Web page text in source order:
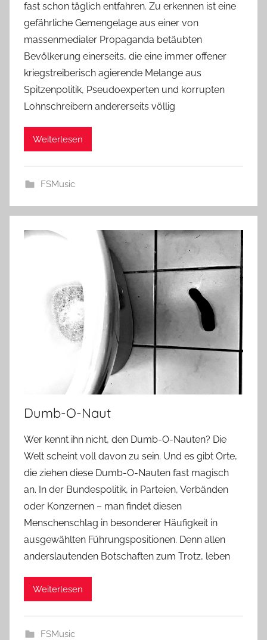
fast schon täglich entfahren. Zu erkennen ist eine
gefährliche Gemengelage aus einer von
massenmedialer Propaganda betäubten
Bevölkerung einerseits, die eine immer offener
kriegstreiberisch agierende Melange aus
Spitzenpolitik, Pseudoexperten und korrupten
Lohnschreibern andererseits völlig
Weiterlesen
FSMusic
Dumb-O-Naut
Wer kennt ihn nicht, den Dumb-O-Nauten? Die
Welt scheint voll davon zu sein. Und es gibt Orte,
die ziehen diese Dumb-O-Nauten fast magisch
an. In der Bundespolitik, in Parteien, Verbänden
oder Konzernen – man findet diesen
Menschenschlag in besonderer Häufigkeit in
ausgewählten Führungspositionen. Denn allen
anderslautenden Botschaften zum Trotz, leben
Weiterlesen
FSMusic